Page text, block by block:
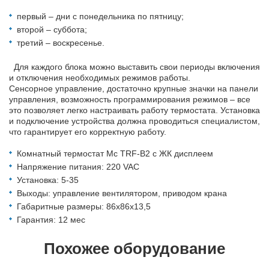
первый – дни с понедельника по пятницу;
второй – суббота;
третий – воскресенье.
Для каждого блока можно выставить свои периоды включения
и отключения необходимых режимов работы.
Сенсорное управление, достаточно крупные значки на панели
управления, возможность программирования режимов – все
это позволяет легко настраивать работу термостата. Установка
и подключение устройства должна проводиться специалистом,
что гарантирует его корректную работу.
Комнатный термостат Mc TRF-B2 с ЖК дисплеем
Напряжение питания: 220 VAC
Установка: 5-35
Выходы: управление вентилятором, приводом крана
Габаритные размеры: 86x86x13,5
Гарантия: 12 мес
Похожее оборудование